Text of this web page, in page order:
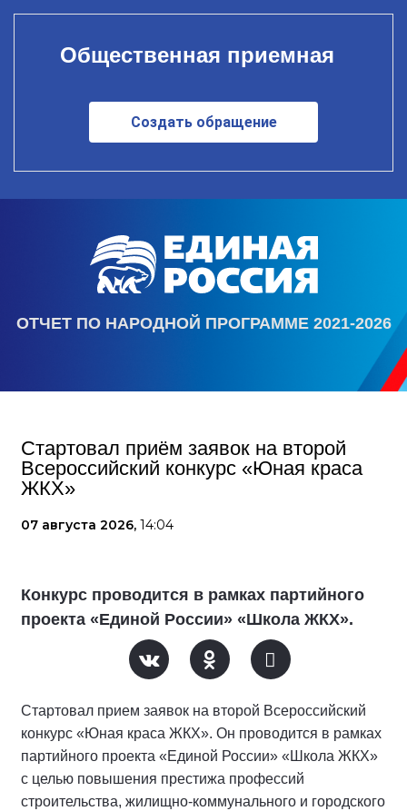
Общественная приемная
Создать обращение
ОТЧЕТ ПО НАРОДНОЙ ПРОГРАММЕ 2021-2026
Стартовал приём заявок на второй
Всероссийский конкурс «Юная краса
ЖКХ»
07 августа 2026, 14:04
Конкурс проводится в рамках партийного
проекта «Единой России» «Школа ЖКХ».
Стартовал прием заявок на второй Всероссийский
конкурс «Юная краса ЖКХ». Он проводится в рамках
партийного проекта «Единой России» «Школа ЖКХ»
с целью повышения престижа профессий
строительства, жилищно-коммунального и городского